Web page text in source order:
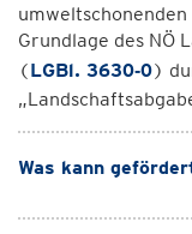
Grundlage des NÖ
(LGBl. 3630‑0)
Was kann